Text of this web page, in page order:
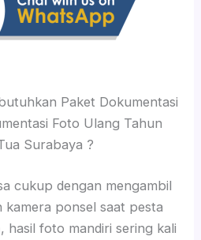
Paket Dokumentasi
Foto Ulang Tahun
Surabaya ?
cukup dengan mengambil
ponsel saat pesta
, hasil foto mandiri sering kali